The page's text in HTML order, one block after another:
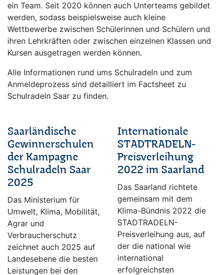
ein Team. Seit 2020 können auch Unterteams gebildet
werden, sodass beispielsweise auch kleine
Wettbewerbe zwischen Schülerinnen und Schülern und
ihren Lehrkräften oder zwischen einzelnen Klassen und
Kursen ausgetragen werden können.
Alle Informationen rund ums Schulradeln und zum
Anmeldeprozess sind detailliert im Factsheet zu
Schulradeln Saar zu finden.
Saarländische
Gewinnerschulen
der Kampagne
Schulradeln Saar
2025
Das Ministerium für
Umwelt, Klima, Mobilität,
Agrar und
Verbraucherschutz
zeichnet auch 2025 auf
Landesebene die besten
Leistungen bei den
Internationale
STADTRADELN-
Preisverleihung
2022 im Saarland
Das Saarland richtete
gemeinsam mit dem
Klima-Bündnis 2022 die
STADTRADELN-
Preisverleihung aus, auf
der die national wie
international
erfolgreichsten